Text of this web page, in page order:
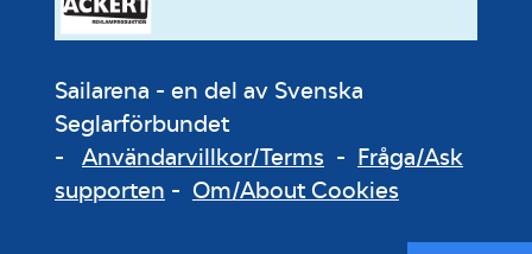
Sailarena - en del av Svenska
Seglarförbundet
- Användarvillkor/Terms - Fråga/Ask
supporten - Om/About Cookies